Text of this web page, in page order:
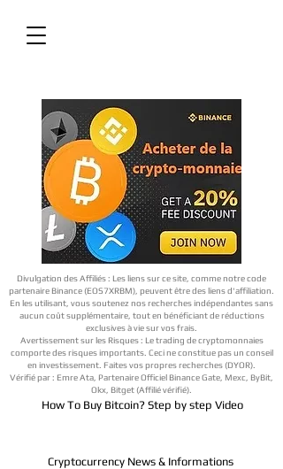
How To Buy Bitcoin? Step by step Video
Cryptocurrency News & Informations
Divulgation des Affiliés : Les liens sur ce site, comme notre code
partenaire Binance (EOS7XRBM), peuvent être des liens d'affiliation.
En les utilisant, vous soutenez nos recherches indépendantes sans
aucun coût supplémentaire, tout en bénéficiant de réductions
exclusives à vie sur vos frais.
Avertissement sur les Risques : Le trading de cryptomonnaies
comporte des risques importants. Ceci ne constitue pas un conseil
en investissement. Faites vos propres recherches (DYOR).
Vérifié par : Emre Ata, Partenaire Officiel Binance Gate, Mexc, ByBit,
Okx, Bitget (Affilié vérifié).